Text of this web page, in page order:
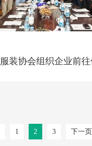
1 2 3 下一页